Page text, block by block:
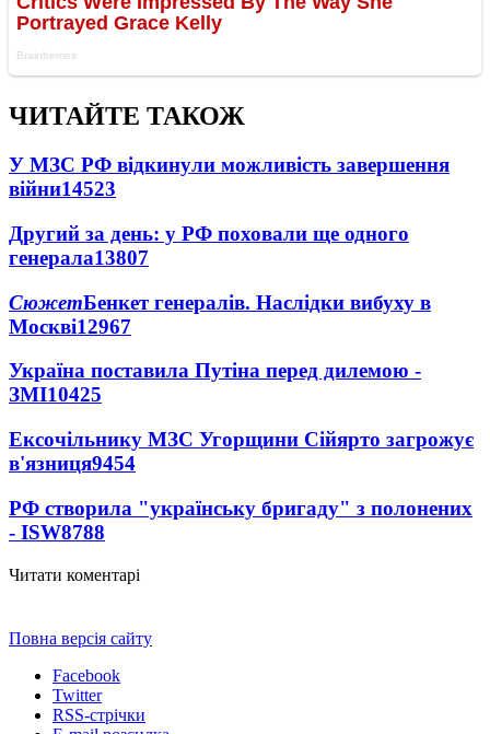
ЧИТАЙТЕ ТАКОЖ
У МЗС РФ відкинули можливість завершення
війни14523
Другий за день: у РФ поховали ще одного
генерала13807
СюжетБенкет генералів. Наслідки вибуху в
Москві12967
Україна поставила Путіна перед дилемою -
ЗМІ10425
Ексочільнику МЗС Угорщини Сійярто загрожує
в'язниця9454
РФ створила "українську бригаду" з полонених
- ISW8788
Читати коментарі
Повна версія сайту
Facebook
Twitter
RSS-стрічки